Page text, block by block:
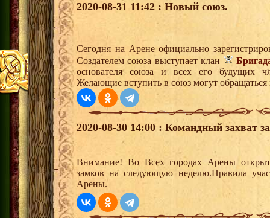
2020-08-31 11:42 : Новый союз.
Сегодня на Арене официально
Создателем союза выступает клан
основателя союза и всех его будущих
Желающие вступить в союз могут обращаться
2020-08-30 14:00 : Командный захват
Внимание! Во Всех городах Арены
замков на следующую неделю.Правила
Арены.